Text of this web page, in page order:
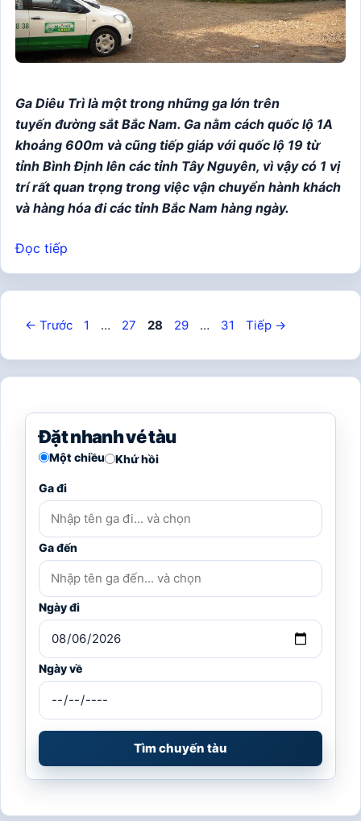
Ga Diêu Trì là một trong những ga lớn trên
tuyến đường sắt Bắc Nam. Ga nằm cách quốc lộ 1A
khoảng 600m và cũng tiếp giáp với quốc lộ 19 từ
tỉnh Bình Định lên các tỉnh Tây Nguyên, vì vậy có 1 vị
trí rất quan trọng trong việc vận chuyển hành khách
và hàng hóa đi các tỉnh Bắc Nam hàng ngày.
Đọc tiếp
← Trước Trang
1 … Trang
27 Trang
28 Trang
29 … Trang
31 Tiếp →
Đặt nhanh vé tàu
Một chiều Khứ hồi
Ga đi
Ga đến
Ngày đi
Ngày về
Tìm chuyến tàu